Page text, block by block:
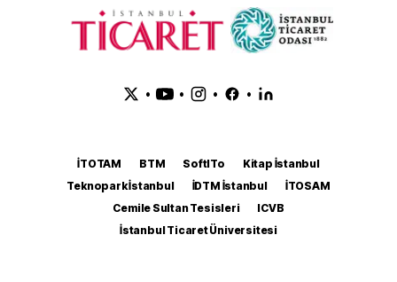
• • • •
İTOTAM BTM SoftITo
Kitap İstanbul
Teknopark İstanbul
İDTM İstanbul
İTOSAM
Cemile Sultan Tesisleri
ICVB
İstanbul Ticaret Üniversitesi